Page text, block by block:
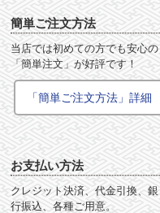
簡単ご注文方法
当店では初めての方でも安心の
「簡単注文」が好評です！
「簡単ご注文方法」詳細
お支払い方法
クレジット決済、代金引換、銀
行振込、各種ご用意。